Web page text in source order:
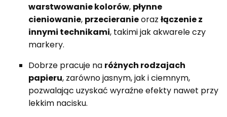
warstwowanie kolorów, płynne
cieniowanie, przecieranieoraz łączenie z
innymi technikami, takimi jak akwarele czy
markery.
Dobrze pracuje na różnych rodzajach
papieru, zarówno jasnym, jak i ciemnym,
pozwalając uzyskać wyraźne efekty nawet przy
lekkim nacisku.